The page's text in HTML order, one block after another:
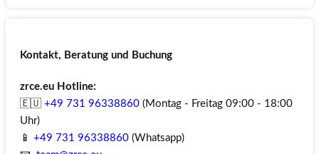
Kontakt, Beratung und Buchung
zrce.eu Hotline:
🇪🇺 +49 731 96338860 (Montag - Freitag 09:00 - 18:00
Uhr)
📱 +49 731 96338860 (Whatsapp)